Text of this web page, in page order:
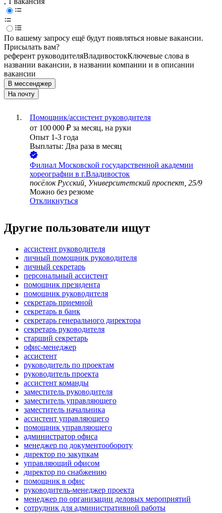
По вашему запросу ещё будут появляться новые вакансии.
Присылать вам?
референт руководителяВладивостокКлючевые слова в
названии вакансии, в названии компании и в описании
вакансии
В мессенджер
На почту
Помощник/ассистент руководителя
от 100 000 ₽ за месяц, на руки
Опыт 1-3 года
Выплаты: Два раза в месяц
Филиал Московской государственной академии
хореографии в г.Владивосток
посёлок Русский, Университетский проспект, 25/9
Можно без резюме
Откликнуться
Другие пользователи ищут
ассистент руководителя
личный помощник руководителя
личный секретарь
персональный ассистент
помощник президента
помощник руководителя
секретарь приемной
секретарь в банк
секретарь генерального директора
секретарь руководителя
старший секретарь
офис-менеджер
ассистент
руководитель по проектам
руководитель проекта
ассистент команды
заместитель руководителя
заместитель управляющего
заместитель начальника
ассистент управляющего
помощник управляющего
администратор офиса
менеджер по документообороту
директор по закупкам
управляющий офисом
директор по снабжению
помощник в офис
руководитель-менеджер проекта
менеджер по организации деловых мероприятий
сотрудник для административной работы